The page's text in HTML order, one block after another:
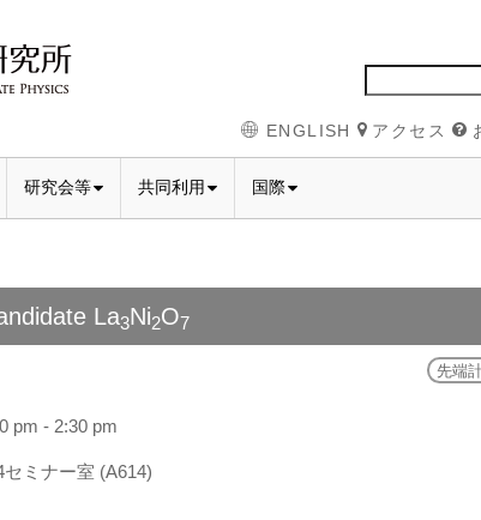
ENGLISH アクセス
研究会等 共同利用 国際
La3Ni2O7
先端
pm - 2:30 pm
ミナー室 (A614)